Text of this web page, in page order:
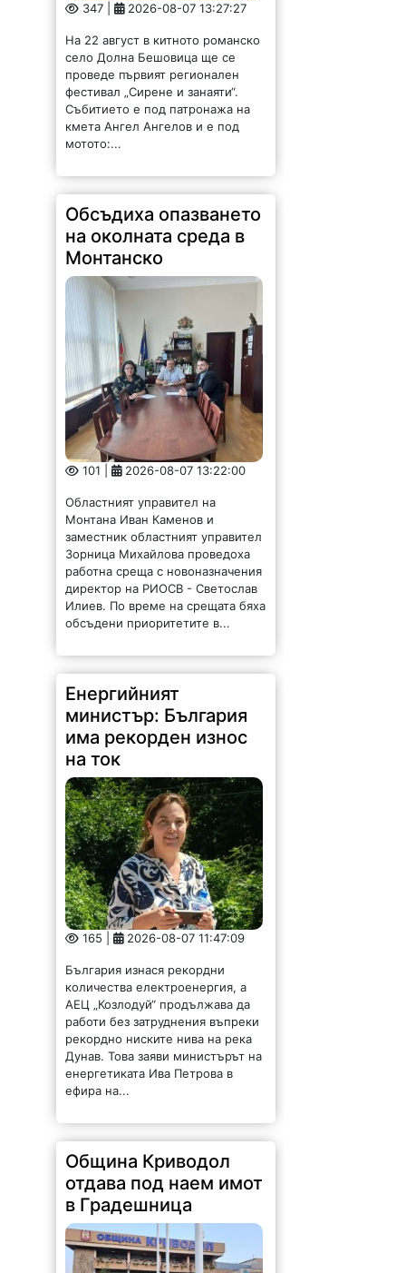
347 | 2026-08-07 13:27:27
На 22 август в китното романско
село Долна Бешовица ще се
проведе първият регионален
фестивал „Сирене и занаяти“.
Събитието е под патронажа на
кмета Ангел Ангелов и е под
мотото:...
Обсъдиха опазването
на околната среда в
Монтанско
101 | 2026-08-07 13:22:00
Областният управител на
Монтана Иван Каменов и
заместник областният управител
Зорница Михайлова проведоха
работна среща с новоназначения
директор на РИОСВ - Светослав
Илиев. По време на срещата бяха
обсъдени приоритетите в...
Енергийният
министър: България
има рекорден износ
на ток
165 | 2026-08-07 11:47:09
България изнася рекордни
количества електроенергия, а
АЕЦ „Козлодуй“ продължава да
работи без затруднения въпреки
рекордно ниските нива на река
Дунав. Това заяви министърът на
енергетиката Ива Петрова в
ефира на...
Община Криводол
отдава под наем имот
в Градешница